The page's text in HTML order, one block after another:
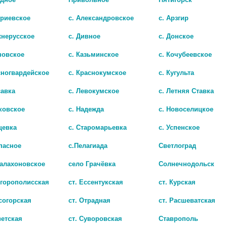
с. Александровское
с. Арзгир
с. Дивное
с. Донское
с. Казьминское
с. Кочубеевское
с. Краснокумское
с. Кугульта
с. Левокумское
с. Летняя Ставка
с. Надежда
с. Новоселицкое
с. Старомарьевка
с. Успенское
с.Пелагиада
Светлоград
село Грачёвка
Солнечнодольск
ст. Ессентукская
ст. Курская
ст. Отрадная
ст. Расшеватская
ст. Суворовская
Ставрополь